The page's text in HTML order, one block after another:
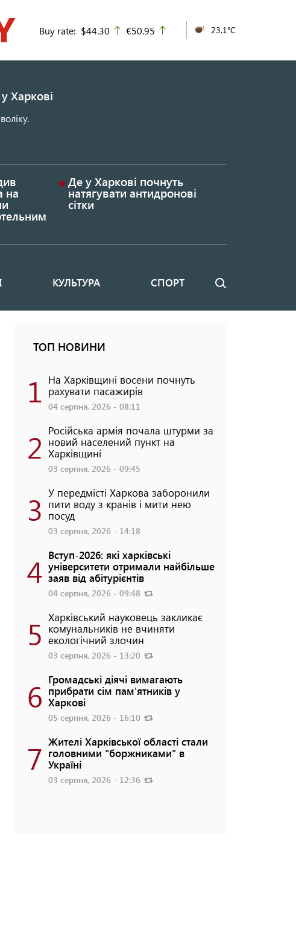
Buy rate: $44.30 up
€50.95 23.1°C
Харкові
на
Де у Харкові почнуть
натягувати антидронові
сітки
КУЛЬТУРА СПОРТ Пошук
ТОП НОВИНИ
1 На Харківщині восени почнуть
рахувати пасажирів
04 серпня, 2026 - 08:11
2 Російська армія почала штурми за
новий населений пункт на
Харківщині
03 серпня, 2026 - 09:45
3 У передмісті Харкова заборонили
пити воду з кранів і мити нею
посуд
03 серпня, 2026 - 14:18
4 Вступ-2026: які харківські
університети отримали найбільше
заяв від абітурієнтів
04 серпня, 2026 - 09:48
5 Харківський науковець закликає
комунальників не вчиняти
екологічний злочин
03 серпня, 2026 - 13:20
6 Громадські діячі вимагають
прибрати сім пам'ятників у
Харкові
05 серпня, 2026 - 16:10
7 Жителі Харківської області стали
головними "боржниками" в
Україні
03 серпня, 2026 - 12:36